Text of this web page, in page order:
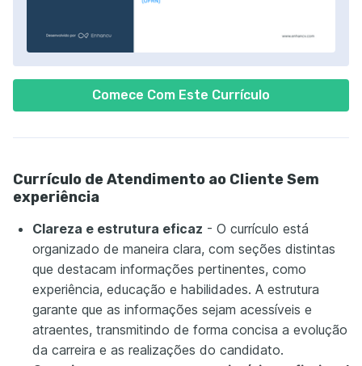
Comece Com Este Currículo
Currículo de Atendimento ao Cliente Sem
experiência
Clareza e estrutura eficaz - O currículo está
organizado de maneira clara, com seções distintas
que destacam informações pertinentes, como
experiência, educação e habilidades. A estrutura
garante que as informações sejam acessíveis e
atraentes, transmitindo de forma concisa a evolução
da carreira e as realizações do candidato.